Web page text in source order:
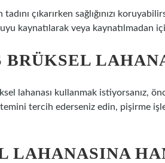
tadını çıkarırken sağlığınızı
kaynatılarak veya kaynatılmadan
BRÜKSEL
lahanası kullanmak istiyorsanız,
tercih ederseniz edin, pişirme
LAHANASINA